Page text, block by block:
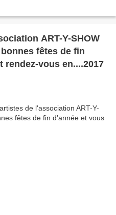
Y-SHOW
fêtes de fin
rendez-vous en....2017